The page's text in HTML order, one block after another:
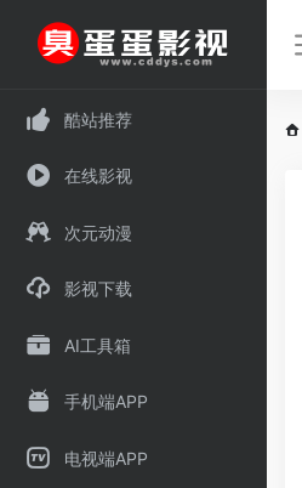
酷站推荐
在线影视
次元动漫
影视下载
AI工具箱
手机端APP
电视端APP